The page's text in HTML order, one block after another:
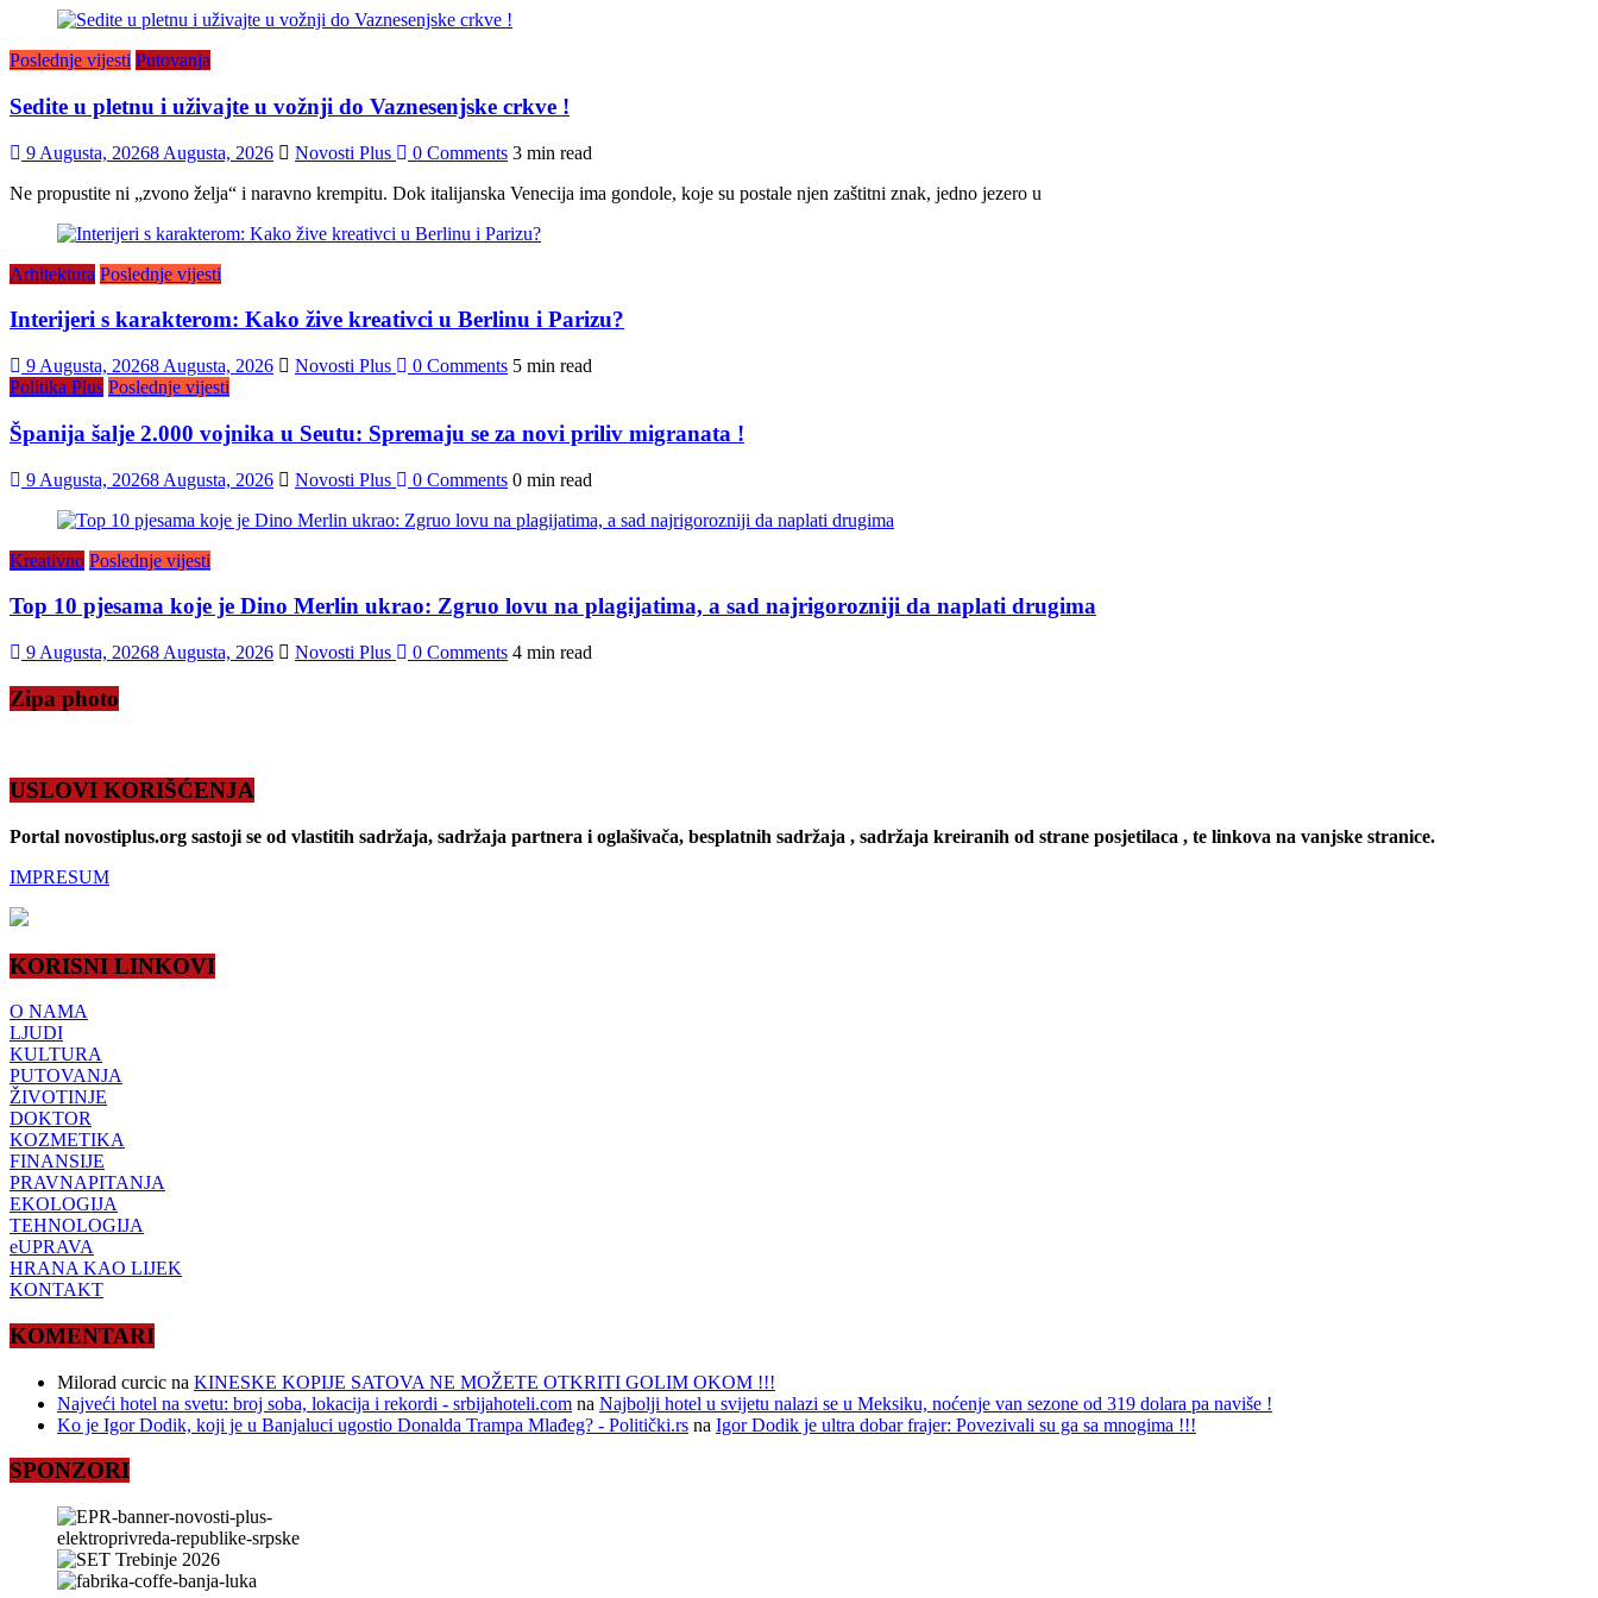
Poslednje vijesti Putovanja
Sedite u pletnu i uživajte u vožnji do Vaznesenjske crkve !
9 Augusta, 20268 Augusta, 2026 Novosti Plus 0 Comments 3 min read
Ne propustite ni „zvono želja“ i naravno krempitu. Dok italijanska Venecija ima gondole, koje su postale njen zaštitni znak, jedno jezero u
Arhitektura Poslednje vijesti
Interijeri s karakterom: Kako žive kreativci u Berlinu i Parizu?
9 Augusta, 20268 Augusta, 2026 Novosti Plus 0 Comments 5 min read
Politika Plus Poslednje vijesti
Španija šalje 2.000 vojnika u Seutu: Spremaju se za novi priliv migranata !
9 Augusta, 20268 Augusta, 2026 Novosti Plus 0 Comments 0 min read
Kreativno Poslednje vijesti
Top 10 pjesama koje je Dino Merlin ukrao: Zgruo lovu na plagijatima, a sad najrigorozniji da naplati drugima
9 Augusta, 20268 Augusta, 2026 Novosti Plus 0 Comments 4 min read
Zipa photo
USLOVI KORIŠĆENJA
Portal novostiplus.org sastoji se od vlastitih sadržaja, sadržaja partnera i oglašivača, besplatnih sadržaja , sadržaja kreiranih od strane posjetilaca , te linkova na vanjske stranice.
IMPRESUM
KORISNI LINKOVI
O NAMA
LJUDI
KULTURA
PUTOVANJA
ŽIVOTINJE
DOKTOR
KOZMETIKA
FINANSIJE
PRAVNAPITANJA
EKOLOGIJA
TEHNOLOGIJA
eUPRAVA
HRANA KAO LIJEK
KONTAKT
KOMENTARI
Milorad curcic na KINESKE KOPIJE SATOVA NE MOŽETE OTKRITI GOLIM OKOM !!!
Najveći hotel na svetu: broj soba, lokacija i rekordi - srbijahoteli.com na Najbolji hotel u svijetu nalazi se u Meksiku, noćenje van sezone od 319 dolara pa naviše !
Ko je Igor Dodik, koji je u Banjaluci ugostio Donalda Trampa Mlađeg? - Politički.rs na Igor Dodik je ultra dobar frajer: Povezivali su ga sa mnogima !!!
SPONZORI